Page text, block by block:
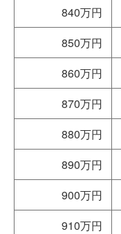
840万円
850万円
860万円
870万円
880万円
890万円
900万円
910万円